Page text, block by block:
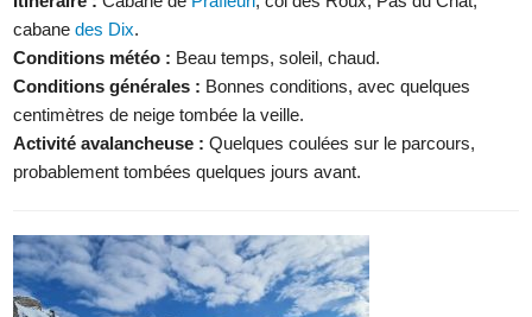
cabane des Dix.
Conditions météo : Beau temps, soleil, chaud.
Conditions générales : Bonnes conditions, avec quelques
centimètres de neige tombée la veille.
Activité avalancheuse : Quelques coulées sur le parcours,
probablement tombées quelques jours avant.